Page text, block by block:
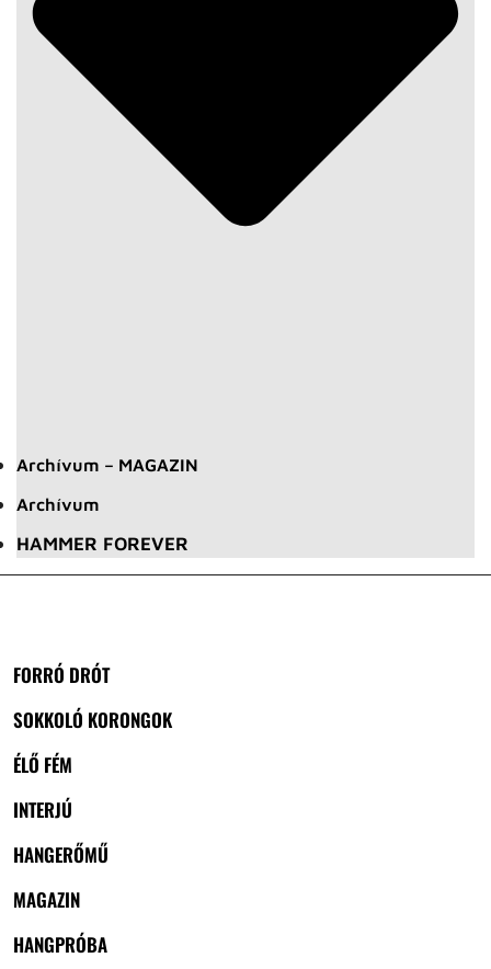
Archívum – MAGAZIN
Archívum
HAMMER FOREVER
FORRÓ DRÓT
SOKKOLÓ KORONGOK
ÉLŐ FÉM
INTERJÚ
HANGERŐMŰ
MAGAZIN
HANGPRÓBA